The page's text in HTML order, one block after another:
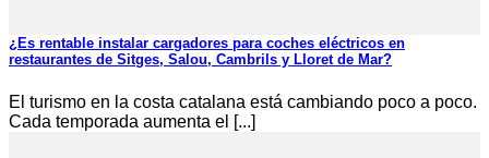
¿Es rentable instalar cargadores para coches eléctricos en
restaurantes de Sitges, Salou, Cambrils y Lloret de Mar?
El turismo en la costa catalana está cambiando poco a poco.
Cada temporada aumenta el [...]